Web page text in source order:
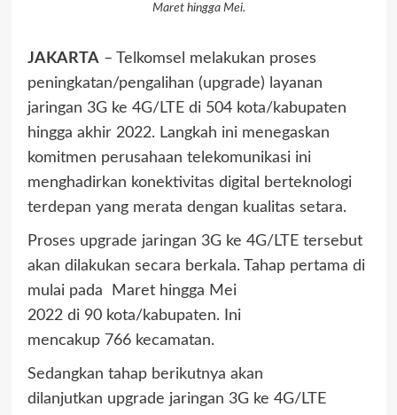
Maret hingga Mei.
JAKARTA– Telkomsel melakukan proses
peningkatan/pengalihan (upgrade) layanan
jaringan 3G ke 4G/LTE di 504 kota/kabupaten
hingga akhir 2022. Langkah ini menegaskan
komitmen perusahaan telekomunikasi ini
menghadirkan konektivitas digital berteknologi
terdepan yang merata dengan kualitas setara.
Proses upgrade jaringan 3G ke 4G/LTE tersebut
akan dilakukan secara berkala. Tahap pertama di
mulai pada Maret hingga Mei
2022 di 90 kota/kabupaten. Ini
mencakup 766 kecamatan.
Sedangkan tahap berikutnya akan
dilanjutkan upgrade jaringan 3G ke 4G/LTE